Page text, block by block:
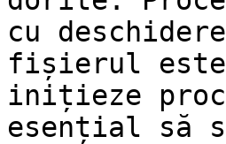
cu
fișierul
inițieze
esențial să